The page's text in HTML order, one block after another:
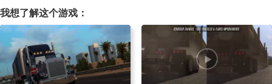
我想了解这个游戏：